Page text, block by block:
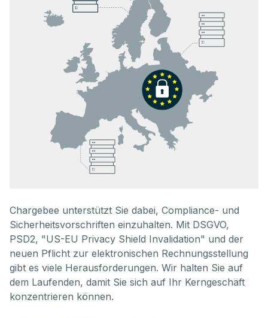
Chargebee unterstützt Sie dabei, Compliance- und
Sicherheitsvorschriften einzuhalten. Mit DSGVO,
PSD2, "US-EU Privacy Shield Invalidation" und der
neuen Pflicht zur elektronischen Rechnungsstellung
gibt es viele Herausforderungen. Wir halten Sie auf
dem Laufenden, damit Sie sich auf Ihr Kerngeschäft
konzentrieren können.